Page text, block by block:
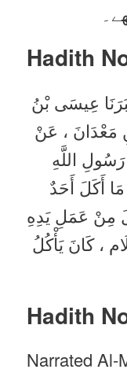
Hadith
عِيسَى بْنُ
مَعْدَانَ ، عَنْ
اللَّهِ
أَكَلَ أَحَدٌ
مِنْ عَمَلِ يَدِهِ
، كَانَ يَأْكُلُ
Hadith
Narrated Al-